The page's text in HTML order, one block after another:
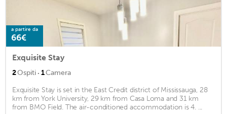
a partire da
66€
Exquisite Stay
2Ospiti · 1Camera
Exquisite Stay is set in the East Credit district of Mississauga, 28
km from York University, 29 km from Casa Loma and 31 km
from BMO Field. The air-conditioned accommodation is 4. ...